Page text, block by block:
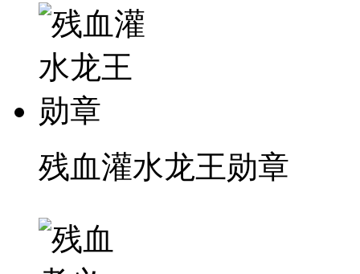
残血灌水龙王勋章